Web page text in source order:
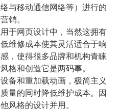
与移动通信网络等）进行的
销。
于网页设计中，当然这拥有
维修成本使其灵活适合于响
，使得很多品牌和机构青睐
格和创造它是两码事。
备和重加载动画，极简主义
量的同时降低维护成本。因
风格的设计并用。